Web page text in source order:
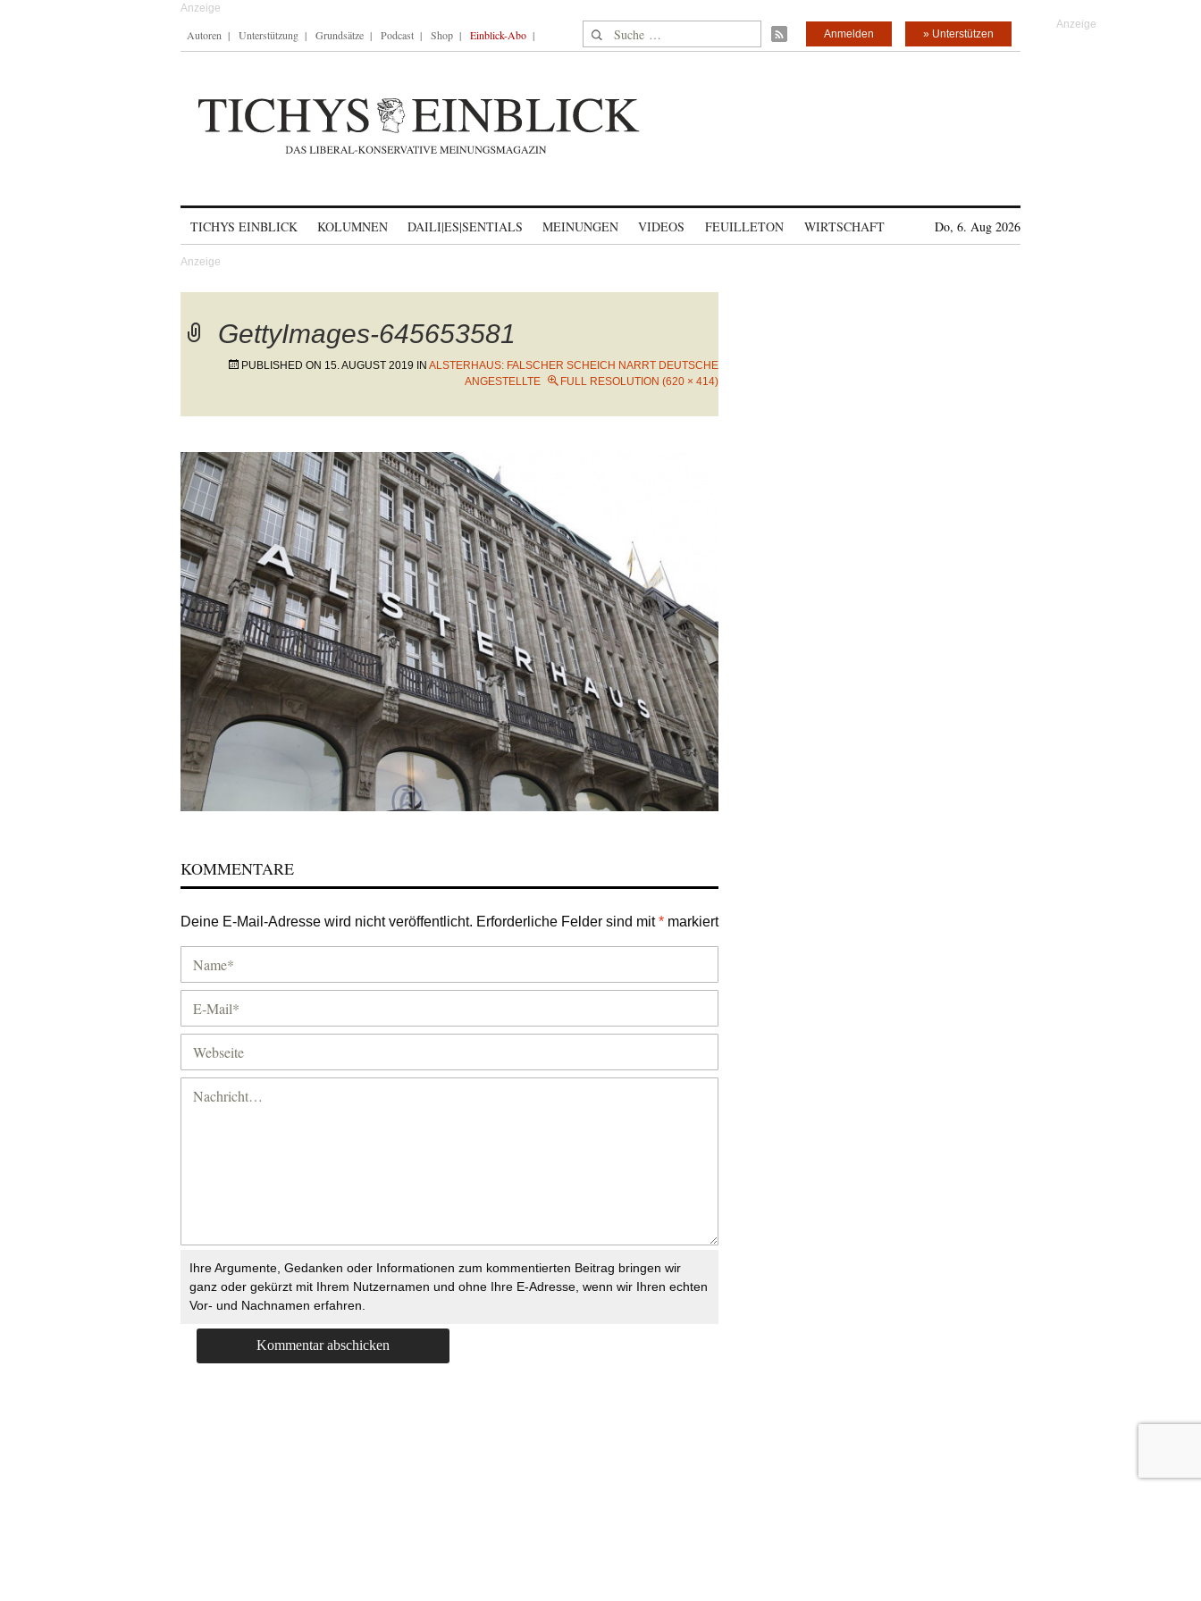
Autoren Unterstützung Grundsätze Podcast Shop Einblick-Abo Suche nach: » Unterstützen
Anmelden
TICHYS EINBLICK KOLUMNEN DAILI|ES|SENTIALS MEINUNGEN VIDEOS FEUILLETON WIRTSCHAFT Do, 6. Aug 2026
GettyImages-645653581
PUBLISHED ON 15. AUGUST 2019 IN ALSTERHAUS: FALSCHER SCHEICH NARRT DEUTSCHE
ANGESTELLTE
FULL RESOLUTION (620 × 414)
KOMMENTARE
Deine E-Mail-Adresse wird nicht veröffentlicht. Erforderliche Felder sind mit* markiert
Ihre Argumente, Gedanken oder Informationen zum kommentierten Beitrag bringen wir
ganz oder gekürzt mit Ihrem Nutzernamen und ohne Ihre E-Adresse, wenn wir Ihren echten
Vor- und Nachnamen erfahren.